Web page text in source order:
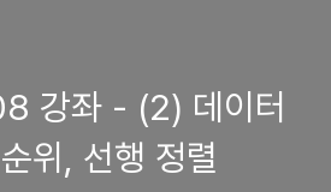
강좌 - (2) 데이터
위, 선행 정렬